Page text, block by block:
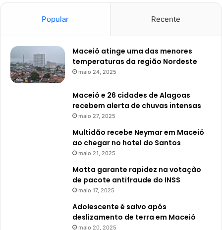
Popular Recente
Maceió atinge uma das menores
temperaturas da região Nordeste
maio 24, 2025
Maceió e 26 cidades de Alagoas
recebem alerta de chuvas intensas
maio 27, 2025
Multidão recebe Neymar em Maceió
ao chegar no hotel do Santos
maio 21, 2025
Motta garante rapidez na votação
de pacote antifraude do INSS
maio 17, 2025
Adolescente é salvo após
deslizamento de terra em Maceió
maio 20, 2025